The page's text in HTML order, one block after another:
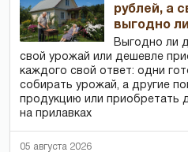
рублей, а
выгодно
Выгодно ли
свой урожай или дешевле
каждого свой ответ: одни
собирать урожай, а другие
продукцию или приобретать
на прилавках
05 августа 2026